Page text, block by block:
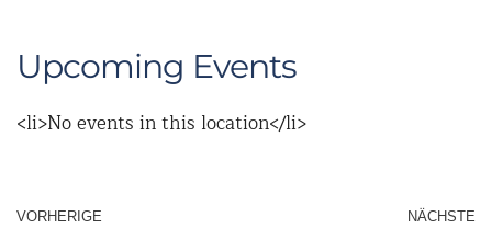
Upcoming Events
<li>No events in this location</li>
VORHERIGE NÄCHSTE